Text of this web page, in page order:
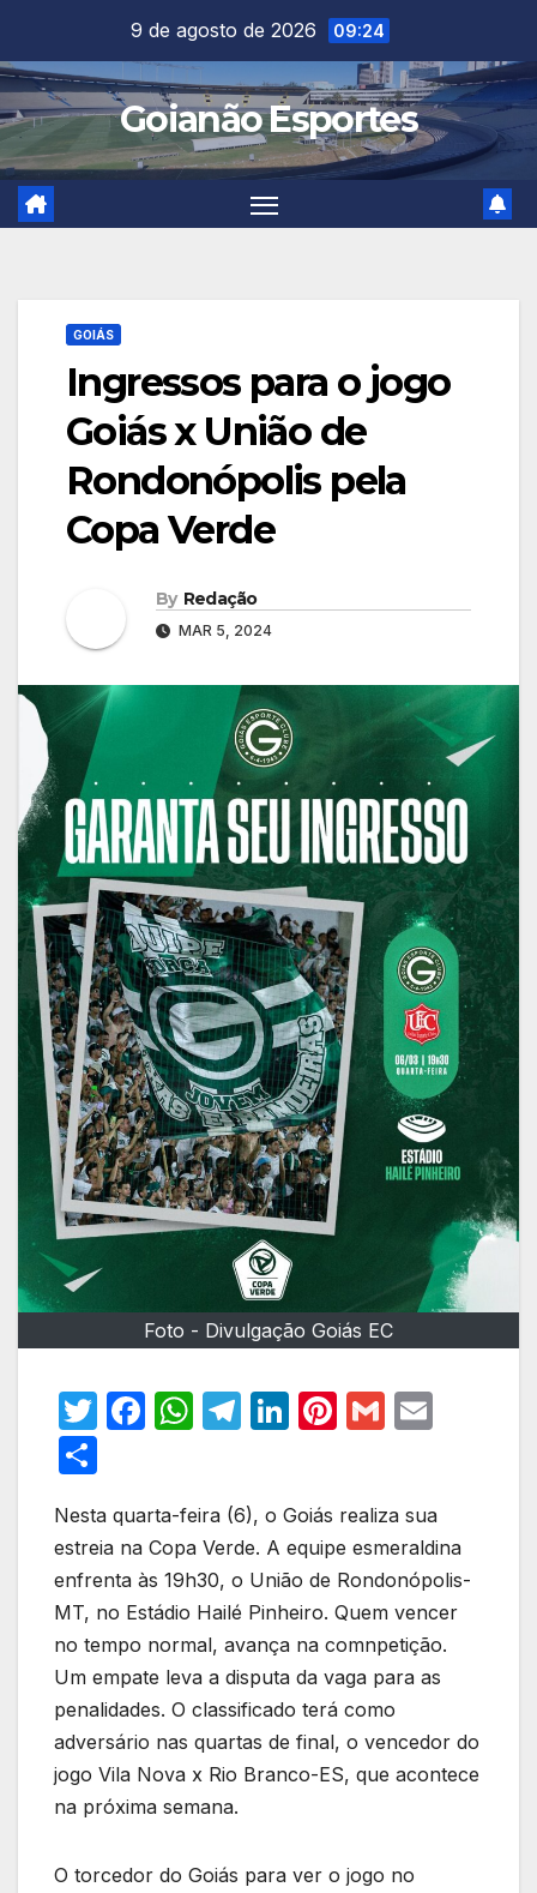
content
9 de agosto de 2026 09:24
Goianão Esportes
GOIÁS
Ingressos para o jogo
Goiás x União de
Rondonópolis pela
Copa Verde
By Redação
MAR 5, 2024
Foto - Divulgação Goiás EC
T
er
F
e
b
o
o
k
W
s
A
p
p
T
gr
a
m
Li
e
dI
n
Pi
e
st
G
ar
e
Nesta quarta-feira (6), o Goiás realiza sua
estreia na Copa Verde. A equipe esmeraldina
enfrenta às 19h30, o União de Rondonópolis-
MT, no Estádio Hailé Pinheiro. Quem vencer
no tempo normal, avança na comnpetição.
Um empate leva a disputa da vaga para as
penalidades. O classificado terá como
adversário nas quartas de final, o vencedor do
jogo Vila Nova x Rio Branco-ES, que acontece
na próxima semana.
O torcedor do Goiás para ver o jogo no